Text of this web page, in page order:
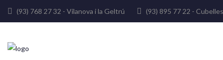
(93) 768 27 32 - Vilanova i la Geltrú (93) 895 77 22 -